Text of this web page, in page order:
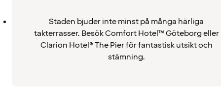
Staden bjuder inte minst på många härliga
takterrasser. Besök Comfort Hotel™ Göteborg eller
Clarion Hotel® The Pier för fantastisk utsikt och
stämning.